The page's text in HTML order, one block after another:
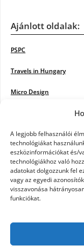
A legjobb felhasználói
technológiákat
eszközinformációkat és/
technológiákhoz való
adatokat dolgozzunk fel
vagy az egyedi
visszavonása
funkciókat.
Ajánlott oldalak:
PSPC
Travels in Hungary
Micro Design
Poiwiki
Öntözőrendszer
Jazz Steps
Unicorn Multipro